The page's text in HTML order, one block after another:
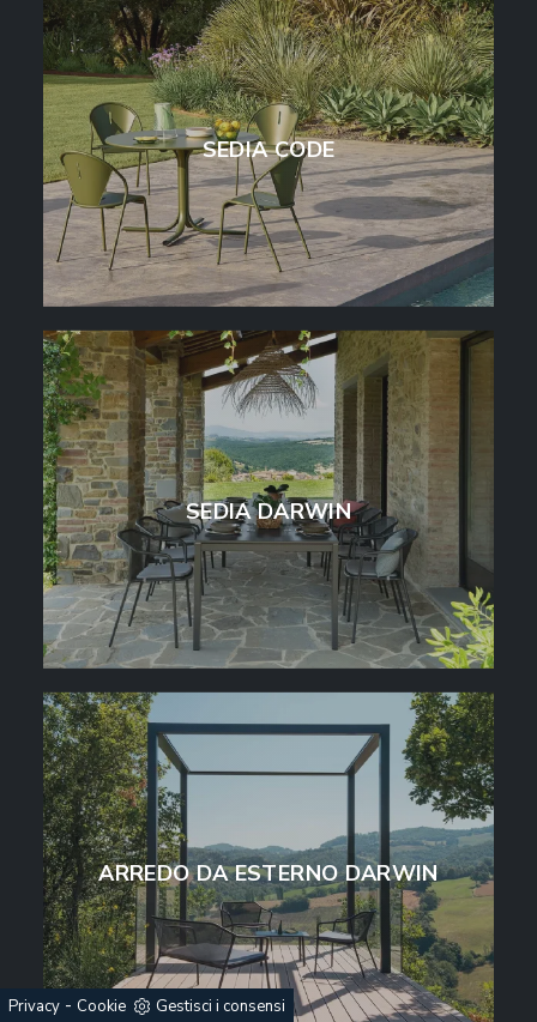
Privacy - Cookie Gestisci i consensi
SEDIA CODE
SEDIA DARWIN
ARREDO DA ESTERNO DARWIN